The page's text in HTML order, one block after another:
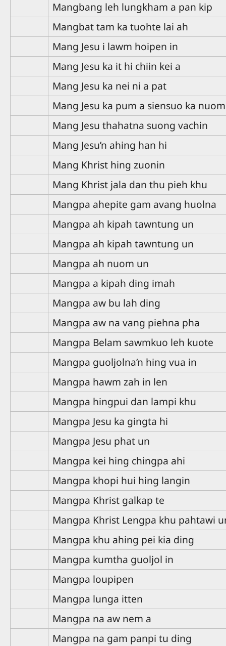
Mangbang leh lungkham a pan kip
Mangbat tam ka tuohte lai ah
Mang Jesu i lawm hoipen in
Mang Jesu ka it hi chiin kei a
Mang Jesu ka nei ni a pat
Mang Jesu ka pum a siensuo ka nuom
Mang Jesu thahatna suong vachin
Mang Jesu’n ahing han hi
Mang Khrist hing zuonin
Mang Khrist jala dan thu pieh khu
Mangpa ahepite gam avang huolna
Mangpa ah kipah tawntung un
Mangpa ah kipah tawntung un
Mangpa ah nuom un
Mangpa a kipah ding imah
Mangpa aw bu lah ding
Mangpa aw na vang piehna pha
Mangpa Belam sawmkuo leh kuote
Mangpa guoljolna’n hing vua in
Mangpa hawm zah in len
Mangpa hingpui dan lampi khu
Mangpa Jesu ka gingta hi
Mangpa Jesu phat un
Mangpa kei hing chingpa ahi
Mangpa khopi hui hing langin
Mangpa Khrist galkap te
Mangpa Khrist Lengpa khu pahtawi
Mangpa khu ahing pei kia ding
Mangpa kumtha guoljol in
Mangpa loupipen
Mangpa lunga itten
Mangpa na aw nem a
Mangpa na gam panpi tu ding